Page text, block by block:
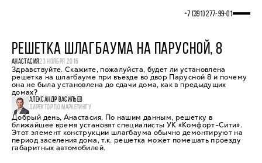
+7 (391) 277‒99‒01
РЕШЕТКА ШЛАГБАУМА НА ПАРУСНОЙ, 8
АНАСТАСИЯ23 НОЯБРЯ 2016
Здравствуйте. Скажите, пожалуйста, будет ли установлена
решетка на шлагбауме при въезде во двор Парусной 8 и почему
она не была установлена до сдачи дома, как в предыдущих
домах?
АЛЕКСАНДР ВАСИЛЬЕВ
ДИРЕКТОР ПО МАРКЕТИНГУ
Добрый день, Анастасия. По нашим данным, решетку в
ближайшее время установят специалисты УК «Комфорт-Сити».
Этот элемент конструкции шлагбаума обычно демонтируют на
период заселения дома, т.к. решетка может помешать проезду
габаритных автомобилей.